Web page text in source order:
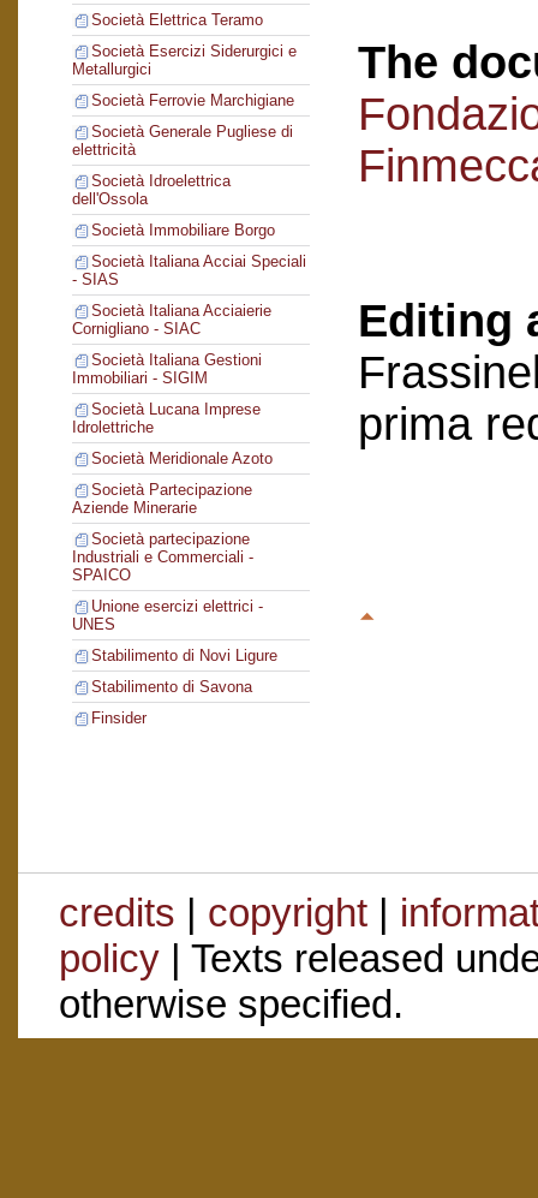
Società Elettrica Teramo
Società Esercizi Siderurgici e
Metallurgici
Società Ferrovie Marchigiane
Società Generale Pugliese di
elettricità
Società Idroelettrica
dell'Ossola
Società Immobiliare Borgo
Società Italiana Acciai Speciali
- SIAS
Società Italiana Acciaierie
Cornigliano - SIAC
Società Italiana Gestioni
Immobiliari - SIGIM
Società Lucana Imprese
Idrolettriche
Società Meridionale Azoto
Società Partecipazione
Aziende Minerarie
Società partecipazione
Industriali e Commerciali -
SPAICO
Unione esercizi elettrici -
UNES
Stabilimento di Novi Ligure
Stabilimento di Savona
Finsider
The
Editing
prima
credits | copyright|
policy| Texts released
otherwise specified.